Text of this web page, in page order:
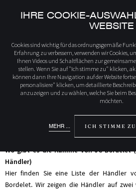
FINDEN SIE EINEN
WIEDERVERKÄUFER
Wo gibt es die Kamine von JC Bordelet
Händler)
Hier finden Sie eine Liste der Händler
Bordelet. Wir zeigen die Händler auf
IHRE COOKIE-
WEBSITE
Cookies sind wichtig für das ordnungsgemäße
Erfahrung zu verbessern, verwenden wir Cookies,
Ihnen Videos und Schaltflächen zur
stellen. Wenn Sie auf "Ich stimme zu" klicken,
können dann Ihre Navigation auf der Website
personalisiere" klicken, um detaillierte
anzuzeigen und zu wählen, welche Sie beim
möchten.
MEHR ... ICH STIMME ZU